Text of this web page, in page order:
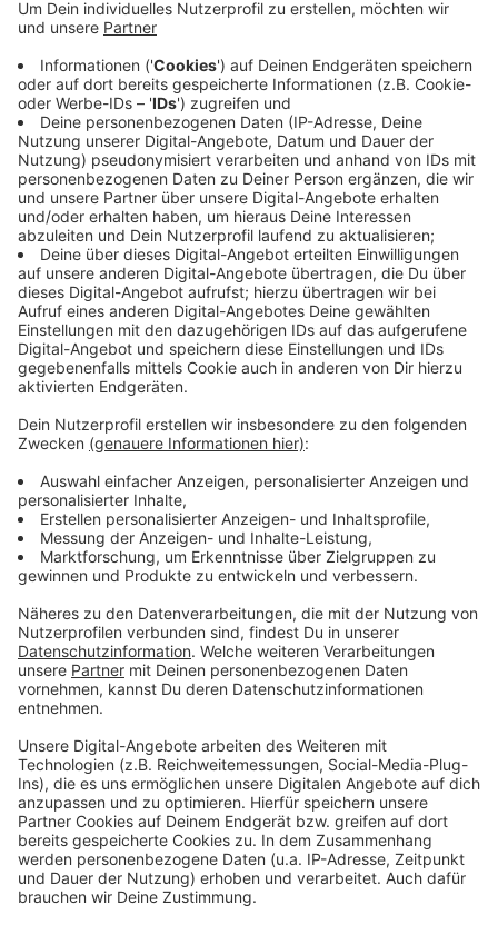
Doch der vermeintliche Zufluchtsort wird bald zur
tickenden Zeitbombe: Zwei der einflussreichsten
Milliardärsfamilien tragen alte Konflikte mit sich, die in
der Enge des Bunkers eskalieren. Unerwartete
Allianzen entstehen, lang gehütete Geheimnisse
treten ans Licht, und verborgene Seiten der Bewohner
kommen zum Vorschein. Aus Luxus und Sicherheit wird
ein Pulverfass, in dem Macht, Misstrauen und
menschliche Schwächen das Überleben der letzten
Eliten in Frage stellen.
Streaming-Dienst: Netflix
Anzeige
Wir benötigen Ihre
Zustimmung, um den YouTube
Video-Service zu laden!
Wir verwenden einen Service eines
einzubetten. Dieser Service kann
Daten zu Ihren Aktivitäten
sammeln. Bitte lesen Sie die
Details durch und stimmen Sie der
Video anzusehen.
Mehr Informationen
Akzeptieren
powered byUsercentrics Consent
Was in der alten Welt ein Problem darstellte, eskaliert
in der Enge des Bunkers. Alte Fehden und dunke
Geheimnisse bedrohen die letzten Überlebenden.